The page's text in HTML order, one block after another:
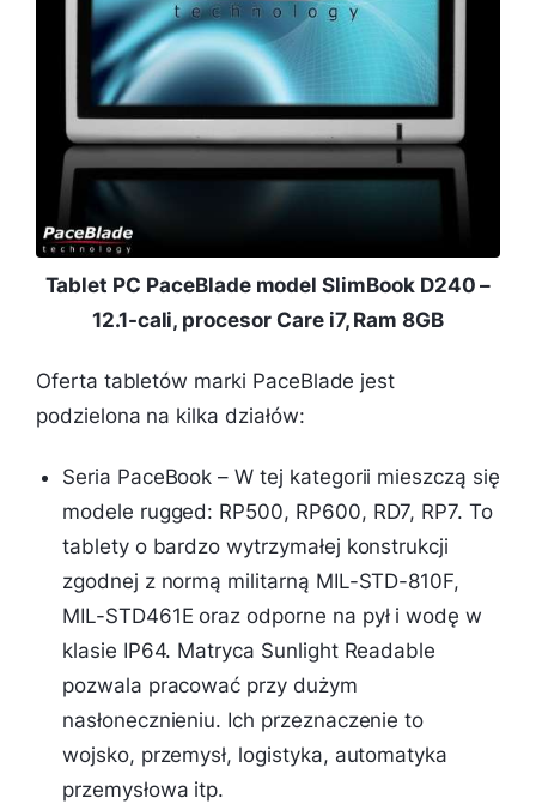
Tablet PC PaceBlade model SlimBook D240 –
12.1-cali, procesor Care i7, Ram 8GB
Oferta tabletów marki PaceBlade jest
podzielona na kilka działów:
Seria PaceBook – W tej kategorii mieszczą się
modele rugged: RP500, RP600, RD7, RP7. To
tablety o bardzo wytrzymałej konstrukcji
zgodnej z normą militarną MIL-STD-810F,
MIL-STD461E oraz odporne na pył i wodę w
klasie IP64. Matryca Sunlight Readable
pozwala pracować przy dużym
nasłonecznieniu. Ich przeznaczenie to
wojsko, przemysł, logistyka, automatyka
przemysłowa itp.